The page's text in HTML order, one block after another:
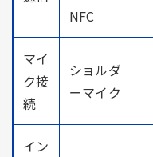
NFC
マイ
ク接
続
ショルダ
ーマイク
イン